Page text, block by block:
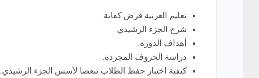
تعليم العربية فرض كفاية.
شرح الجزء الرشيدي.
أهداف الدورة.
دراسة الحروف المجردة.
كيفية اختبار حفظ الطلاب تبعصا لأسس الجزء الرشيدي.